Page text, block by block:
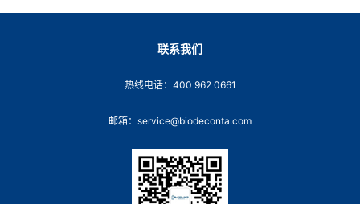
联系我们
热线电话：400 962 0661
邮箱：service@biodeconta.com